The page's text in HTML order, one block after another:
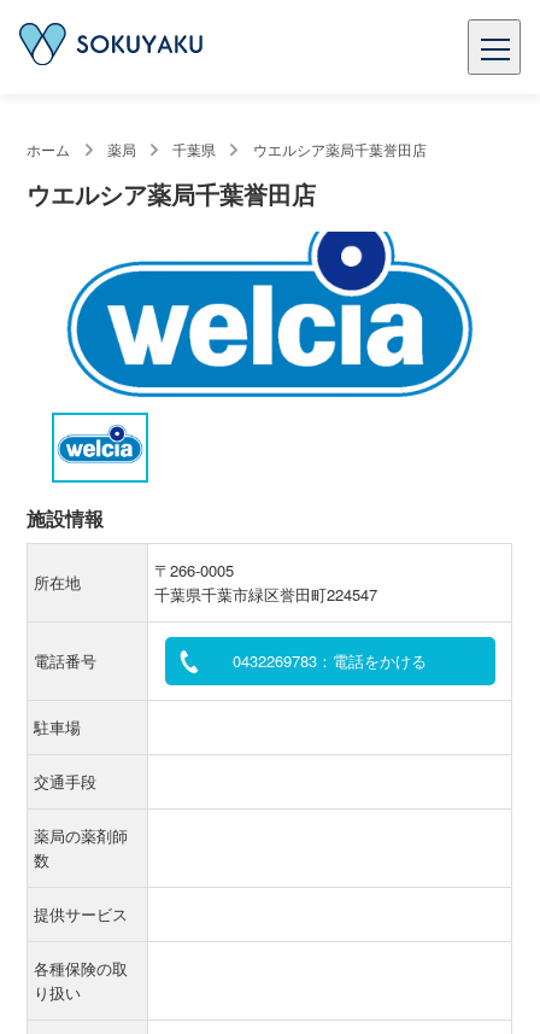
ホーム 薬局 千葉県 ウエルシア薬局千葉誉田店
ウエルシア薬局千葉誉田店
施設情報
所在地
〒266-0005
千葉県千葉市緑区誉田町224547
電話番号 0432269783：電話をかける
駐車場
交通手段
薬局の薬剤師
数
提供サービス
各種保険の取
り扱い